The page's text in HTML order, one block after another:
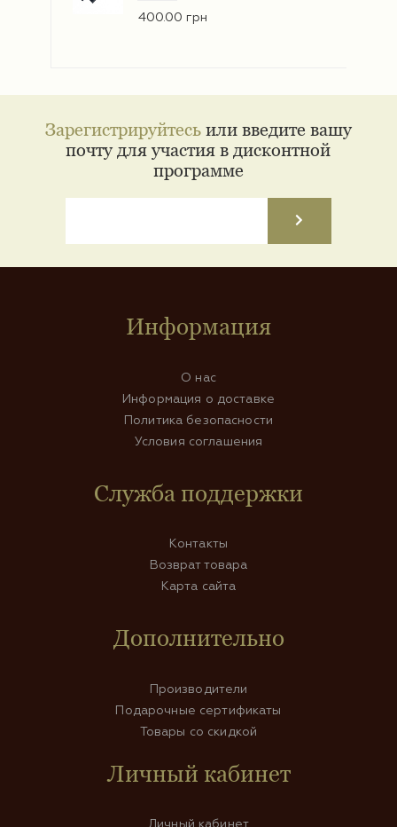
400.00 грн
Зарегистрируйтесьили введите вашу
почту для участия в дисконтной
программе
Информация
О нас
Информация о доставке
Политика безопасности
Условия соглашения
Служба поддержки
Контакты
Возврат товара
Карта сайта
Дополнительно
Производители
Подарочные сертификаты
Товары со скидкой
Личный кабинет
Личный кабинет